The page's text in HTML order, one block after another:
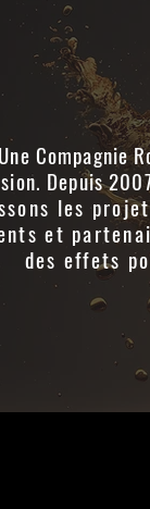
Compagnie
Depuis
les
et
des effets